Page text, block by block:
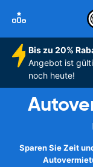
Bis zu 20%
Angebot ist
noch heute!
Sparen Sie Zeit